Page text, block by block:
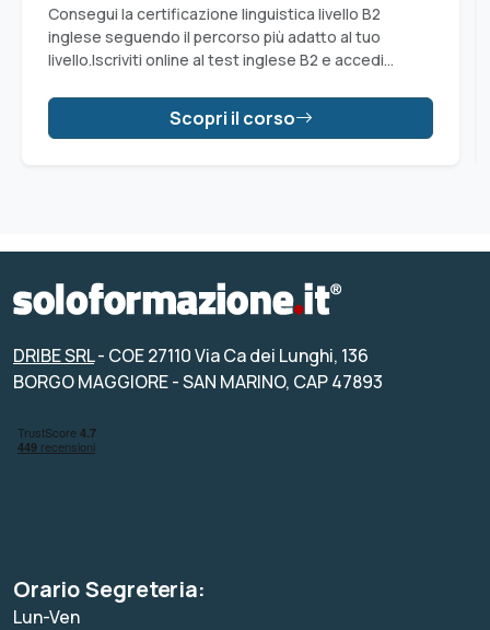
Consegui la certificazione linguistica livello B2
inglese seguendo il percorso più adatto al tuo
livello.Iscriviti online al test inglese B2 e accedi
Scopri il corso
DRIBE SRL- COE 27110 Via Ca dei Lunghi, 136
BORGO MAGGIORE - SAN MARINO, CAP 47893
Orario Segreteria:
Lun-Ven